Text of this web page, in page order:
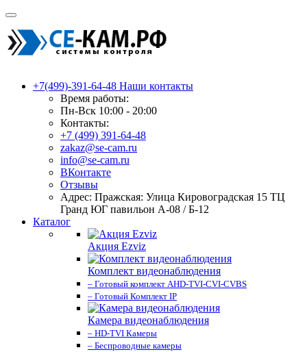
+7(499)-391-64-48 Наши контакты
Время работы:
Пн-Вск 10:00 - 20:00
Контакты:
+7 (499) 391-64-48
zakaz@se-cam.ru
info@se-cam.ru
ВКонтакте
Отзывы
Адрес: Пражская: Улица Кировоградская 15 ТЦ
Гранд ЮГ павильон А-08 / Б-12
Каталог
Акция Ezviz
Комплект видеонаблюдения
– Готовый комплект AHD-TVI-CVI-CVBS
– Готовый Комплект IP
Камера видеонаблюдения
– HD-TVI Камеры
– Беспроводные камеры